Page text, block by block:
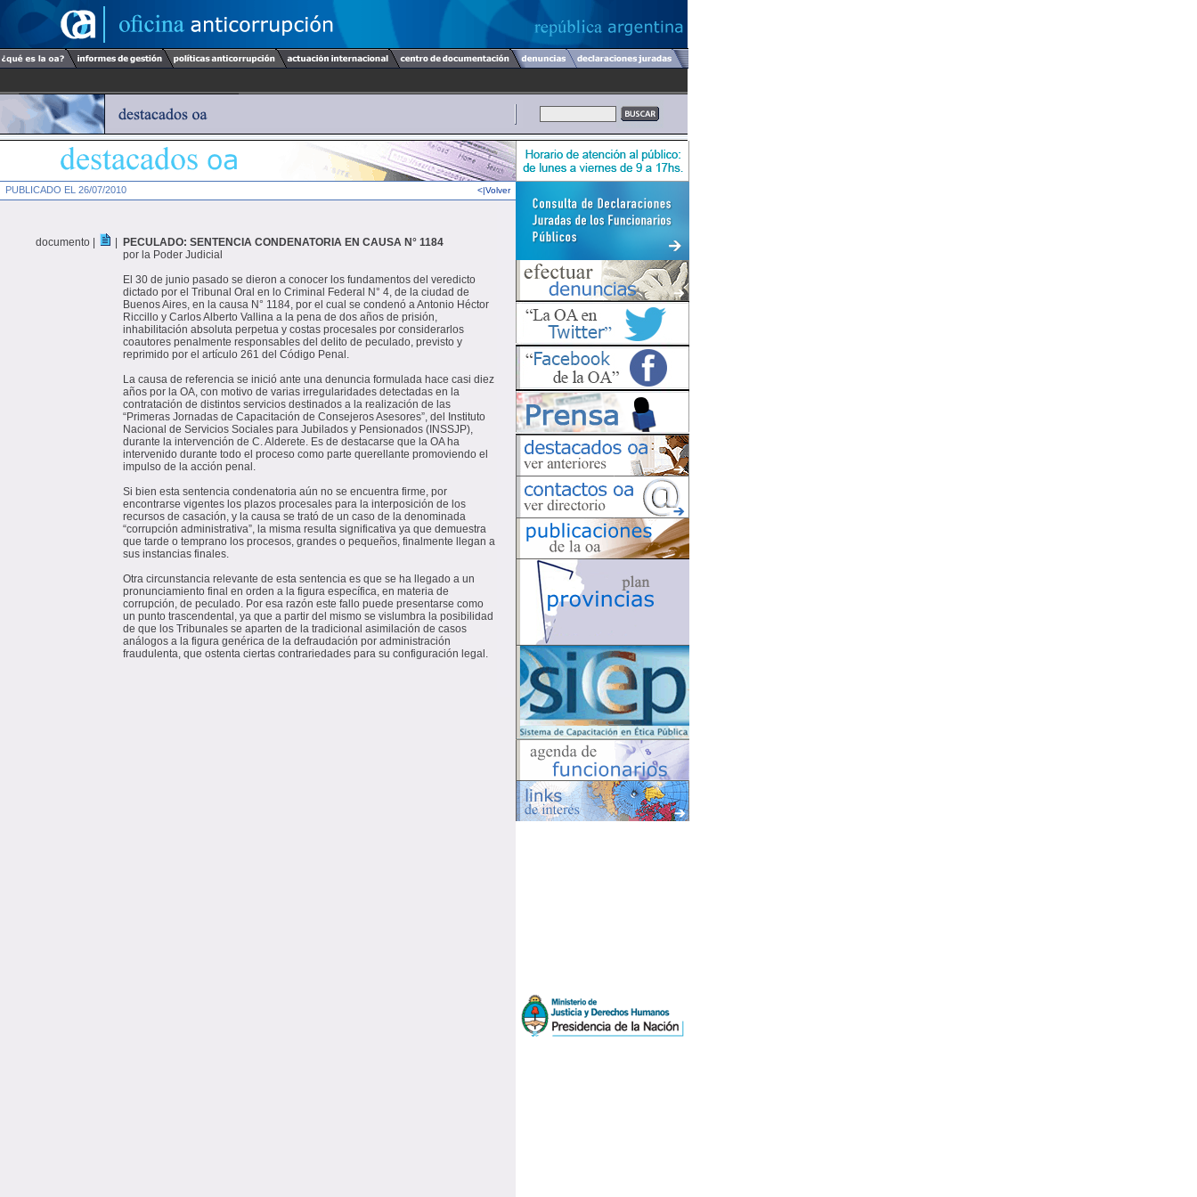
PUBLICADO EL 26/07/2010 <|Volver
documento |
PECULADO: SENTENCIA CONDENATORIA EN CAUSA N° 1184
por la Poder Judicial
El 30 de junio pasado se dieron a conocer los fundamentos del veredicto
dictado por el Tribunal Oral en lo Criminal Federal N° 4, de la ciudad de
Buenos Aires, en la causa N° 1184, por el cual se condenó a Antonio Héctor
Riccillo y Carlos Alberto Vallina a la pena de dos años de prisión,
inhabilitación absoluta perpetua y costas procesales por considerarlos
coautores penalmente responsables del delito de peculado, previsto y
reprimido por el artículo 261 del Código Penal.
La causa de referencia se inició ante una denuncia formulada hace casi diez
años por la OA, con motivo de varias irregularidades detectadas en la
contratación de distintos servicios destinados a la realización de las
“Primeras Jornadas de Capacitación de Consejeros Asesores”, del Instituto
Nacional de Servicios Sociales para Jubilados y Pensionados (INSSJP),
durante la intervención de C. Alderete. Es de destacarse que la OA ha
intervenido durante todo el proceso como parte querellante promoviendo el
impulso de la acción penal.
Si bien esta sentencia condenatoria aún no se encuentra firme, por
encontrarse vigentes los plazos procesales para la interposición de los
recursos de casación, y la causa se trató de un caso de la denominada
“corrupción administrativa”, la misma resulta significativa ya que demuestra
que tarde o temprano los procesos, grandes o pequeños, finalmente llegan a
sus instancias finales.
Otra circunstancia relevante de esta sentencia es que se ha llegado a un
pronunciamiento final en orden a la figura específica, en materia de
corrupción, de peculado. Por esa razón este fallo puede presentarse como
un punto trascendental, ya que a partir del mismo se vislumbra la posibilidad
de que los Tribunales se aparten de la tradicional asimilación de casos
análogos a la figura genérica de la defraudación por administración
fraudulenta, que ostenta ciertas contrariedades para su configuración legal.